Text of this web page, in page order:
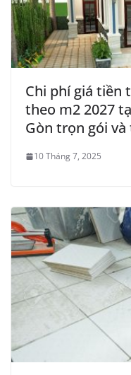
Chi phí giá tiền
theo m2 2027
Gòn trọn gói
10 Tháng 7, 2025